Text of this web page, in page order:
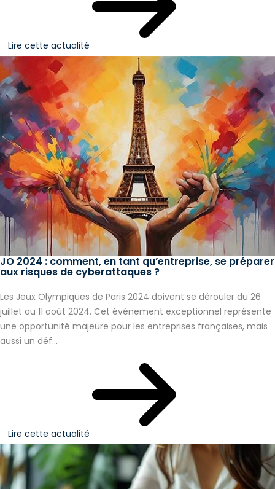
Lire cette actualité
JO 2024 : comment, en tant qu’entreprise, se préparer
aux risques de cyberattaques ?
Les Jeux Olympiques de Paris 2024 doivent se dérouler du 26
juillet au 11 août 2024. Cet événement exceptionnel représente
une opportunité majeure pour les entreprises françaises, mais
aussi un déf...
Lire cette actualité